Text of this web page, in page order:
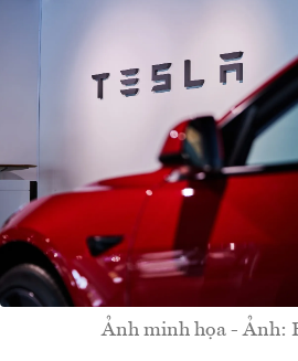
Ảnh minh họa - Ảnh: